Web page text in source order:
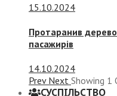
15.10.2024
Протаранив
пасажирів
14.10.2024
Prev Next Showing 1
СУСПIЛЬСТВО